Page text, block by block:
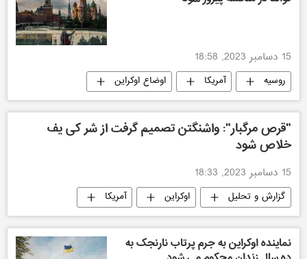
15 دسامبر 2023, 18:58
روسیه آمریکا اوضاع اوکراین
"قرص مرگبار": واشنگتن تصمیم گرفت از شر کی یف
خلاص شود
15 دسامبر 2023, 18:33
گزارش و تحلیل اوکراین
آمریکا
سیاسی
نماینده اوکراین به جرم پرتاب نارنجک به